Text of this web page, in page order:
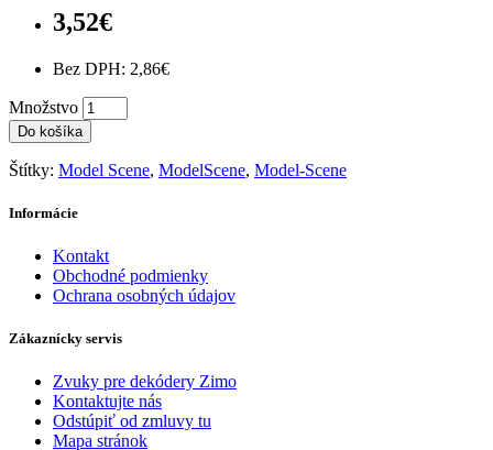
3,52€
Bez DPH: 2,86€
Množstvo
Do košíka
Štítky: Model Scene, ModelScene, Model-Scene
Informácie
Kontakt
Obchodné podmienky
Ochrana osobných údajov
Zákaznícky servis
Zvuky pre dekódery Zimo
Kontaktujte nás
Odstúpiť od zmluvy tu
Mapa stránok